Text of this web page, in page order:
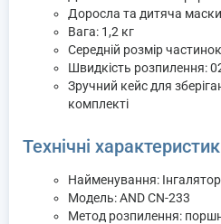
Доросла та дитяча
Вага: 1,2 кг
Середній розмір
Швидкість розпилення:
Зручний кейс для
комплекті
Технічні
Найменування:
Модель: AND CN-233
Метод розпилення: